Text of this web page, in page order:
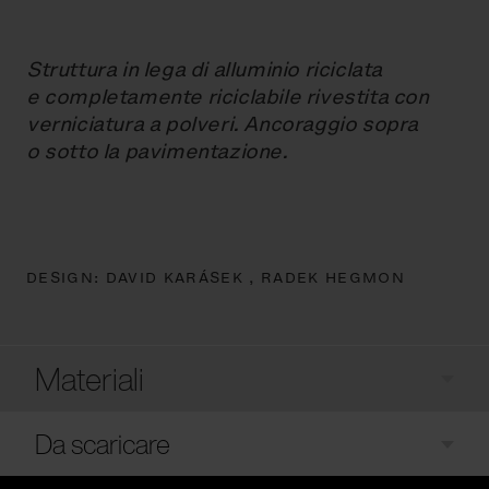
Struttura in lega di alluminio riciclata
e completamente riciclabile rivestita con
verniciatura a polveri. Ancoraggio sopra
o sotto la pavimentazione.
DESIGN: DAVID KARÁSEK , RADEK HEGMON
Materiali
Da scaricare